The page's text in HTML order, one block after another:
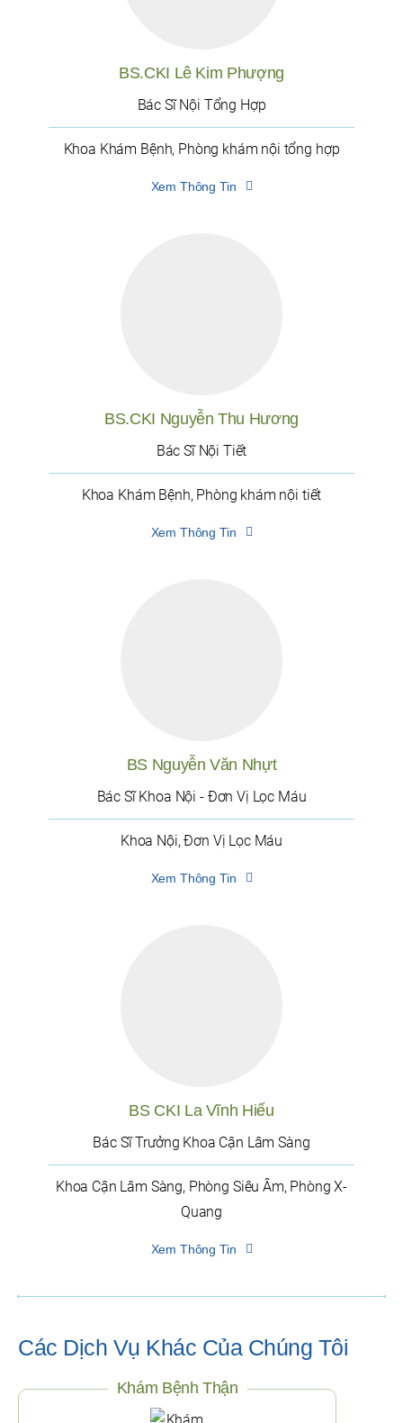
BS.CKI Lê Kim Phượng
Bác Sĩ Nội Tổng Hợp
Khoa Khám Bệnh, Phòng khám nội tổng hợp
Xem Thông Tin
BS.CKI Nguyễn Thu Hương
Bác Sĩ Nội Tiết
Khoa Khám Bệnh, Phòng khám nội tiết
Xem Thông Tin
BS Nguyễn Văn Nhựt
Bác Sĩ Khoa Nội - Đơn Vị Lọc Máu
Khoa Nội, Đơn Vị Lọc Máu
Xem Thông Tin
BS CKI La Vĩnh Hiếu
Bác Sĩ Trưởng Khoa Cận Lâm Sàng
Khoa Cận Lâm Sàng, Phòng Siêu Âm, Phòng X-
Quang
Xem Thông Tin
Các Dịch Vụ Khác Của Chúng Tôi
Khám Bệnh Thận